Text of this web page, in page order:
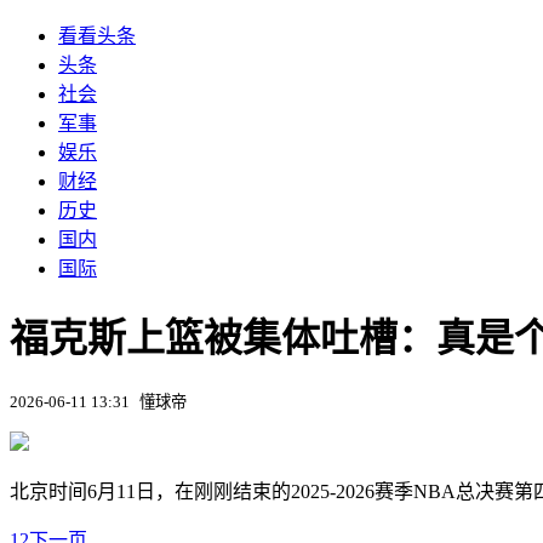
看看头条
头条
社会
军事
娱乐
财经
历史
国内
国际
福克斯上篮被集体吐槽：真是
2026-06-11 13:31 懂球帝
北京时间6月11日，在刚刚结束的2025-2026赛季NBA总决赛